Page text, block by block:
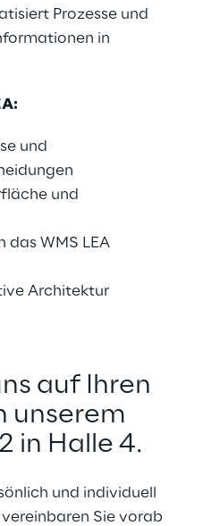
Prozesse und
in
und
und
das WMS LEA
Architektur
auf Ihren
unserem
in Halle 4.
und individuell
Sie vorab